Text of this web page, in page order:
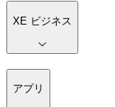
XE ビジネス
アプリ